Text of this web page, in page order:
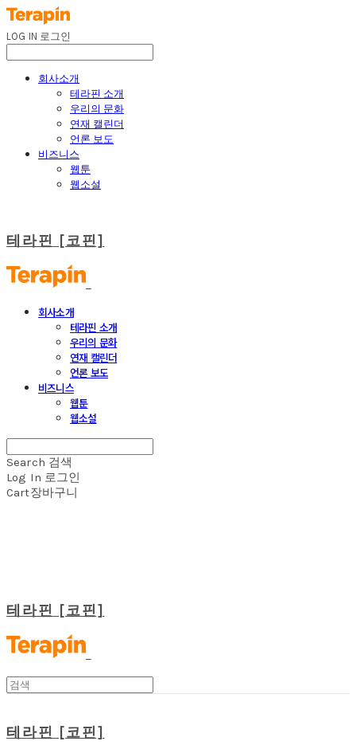
LOG IN 로그인
회사소개
테라핀 소개
우리의 문화
연재 캘린더
언론 보도
비즈니스
웹툰
웹소설
테라핀 [코핀]
회사소개
테라핀 소개
우리의 문화
연재 캘린더
언론 보도
비즈니스
웹툰
웹소설
Search 검색
Log In 로그인
Cart장바구니
테라핀 [코핀]
테라핀 [코핀]